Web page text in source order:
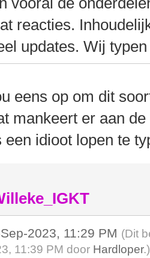
reacties.
updates. Wij
eens op om dit
mankeert er aan
een idioot lopen te
2023, 11:29 PM (Dit
11:39 PM door Hardloper.)